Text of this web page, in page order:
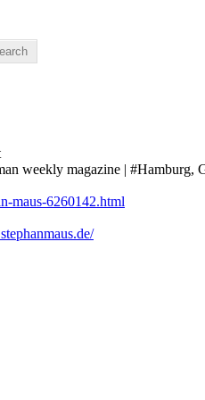
weekly magazine | #Hamburg,
maus-6260142.html